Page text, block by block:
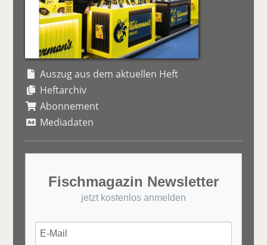
Auszug aus dem aktuellen Heft
Heftarchiv
Abonnement
Mediadaten
Fischmagazin Newsletter
jetzt kostenlos anmelden